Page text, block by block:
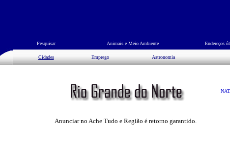
Pesquisar Animais e Meio Ambiente Endereços
Cidades Emprego Astronomia
Anunciar no Ache Tudo e Região é retorno garantido.